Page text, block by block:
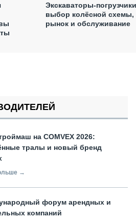
Экскаваторы-
выбор колёсной схемы,
рынок и обслуживание
на COMVEX 2026:
тралы и новый бренд
→
форум арендных и
компаний